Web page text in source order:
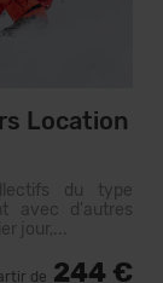
Location
du type
avec d'autres
jour,...
de 244 €